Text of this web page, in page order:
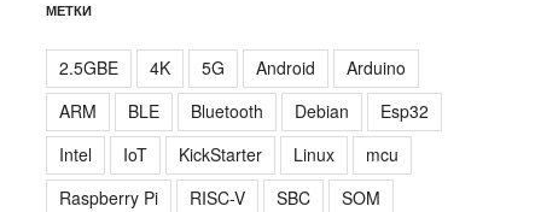
МЕТКИ
2.5GBE 4K 5G Android
Arduino
ARM
BLE Bluetooth Debian
Esp32
Intel
IoT KickStarter Linux
mcu
Raspberry Pi
RISC-V SBC
SOM